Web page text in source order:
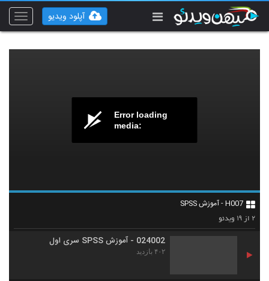
Toggle
آپلود ویدیو
Error loading
media:
H007 - آموزش SPSS
۲ از ۱۹ ویدئو
1
024001 - آموزش SPSS سری اول
024002 - آموزش SPSS سری اول
۴۰۲ بازدید